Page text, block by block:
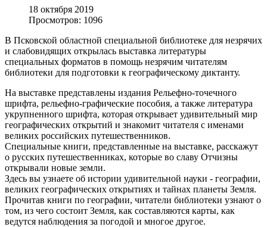
18 октября 2019
Просмотров: 1096
В Псковской областной специальной библиотеке для незрячих
и слабовидящих открылась выставка литературы
специальных форматов в помощь незрячим читателям
библиотеки для подготовки к географическому диктанту.
На выставке представлены издания Рельефно-точечного
шрифта, рельефно-графические пособия, а также литература
укрупненного шрифта, которая открывает удивительный мир
географических открытий и знакомит читателя с именами
великих российских путешественников.
Специальные книги, представленные на выставке, расскажут
о русских путешественниках, которые во славу Отчизны
открывали новые земли.
Здесь вы узнаете об истории удивительной науки - географии,
великих географических открытиях и тайнах планеты Земля.
Прочитав книги по географии, читатели библиотеки узнают о
том, из чего состоит Земля, как составляются карты, как
ведутся наблюдения за погодой и многое другое.